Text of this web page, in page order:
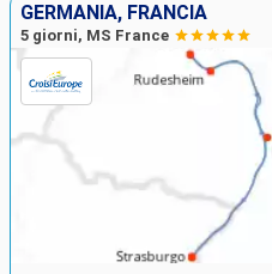
GERMANIA, FRANCIA
5 giorni, MS France